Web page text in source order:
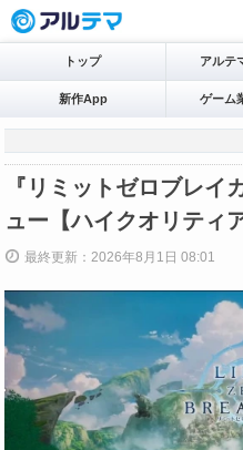
トップ アルテ
新作App ゲーム
『リミットゼロブレイ
ュー【ハイクオリティ
最終更新：2026年8月1日 08:01